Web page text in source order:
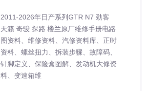
2011-2026年日产系列GTR N7 劲客
天籁 奇骏 探路 楼兰原厂维修手册电路
图资料、维修资料、汽修资料库、正时
资料、螺丝扭力、拆装步骤、故障码、
针脚定义、保险盒图解、发动机大修资
料、变速箱维